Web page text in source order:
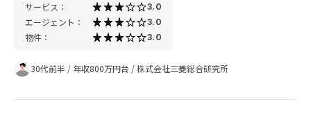
サービス： 3.0
エージェント： 3.0
物件： 3.0
30代前半 / 年収800万円台 /株式会社三菱総合研究所